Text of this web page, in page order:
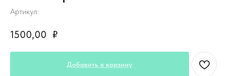
Артикул:
1500,00 ₽
Добавить в корзину